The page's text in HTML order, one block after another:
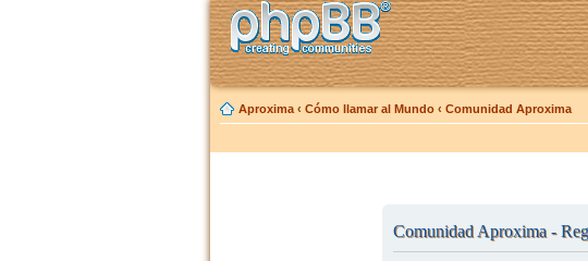
Aproxima ‹ Cómo llamar al Mundo ‹ Comunidad Aproxima
Comunidad Aproxima -